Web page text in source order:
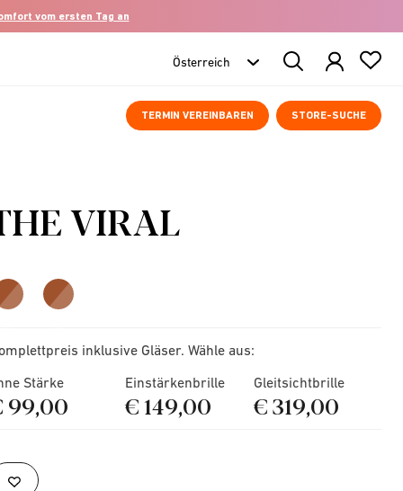
vom ersten Tag an
Search
Products
TERMIN VEREINBAREN STORE-SUCHE
VIRAL
inklusive Gläser. Wähle aus:
Stärke
99,00
Einstärkenbrille
€ 149,00
Gleitsichtbrille
€ 319,00